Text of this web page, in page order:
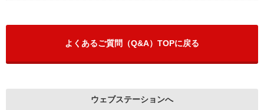
よくあるご質問（Q&A）TOPに戻る
ウェブステーションへ